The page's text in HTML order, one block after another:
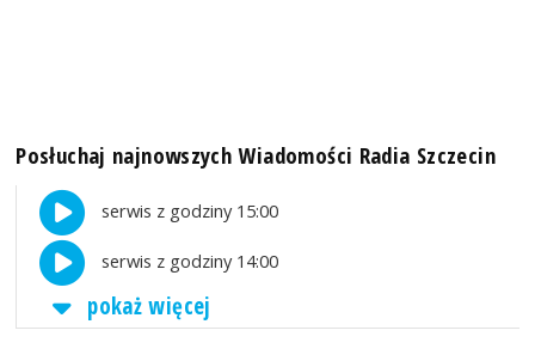
Posłuchaj najnowszych Wiadomości Radia Szczecin
serwis z godziny 15:00
serwis z godziny 14:00
pokaż więcej